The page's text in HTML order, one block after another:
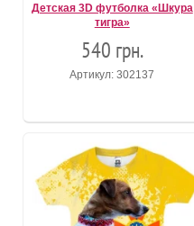
Детская 3D футболка «Шкура
тигра»
540 грн.
Артикул: 302137